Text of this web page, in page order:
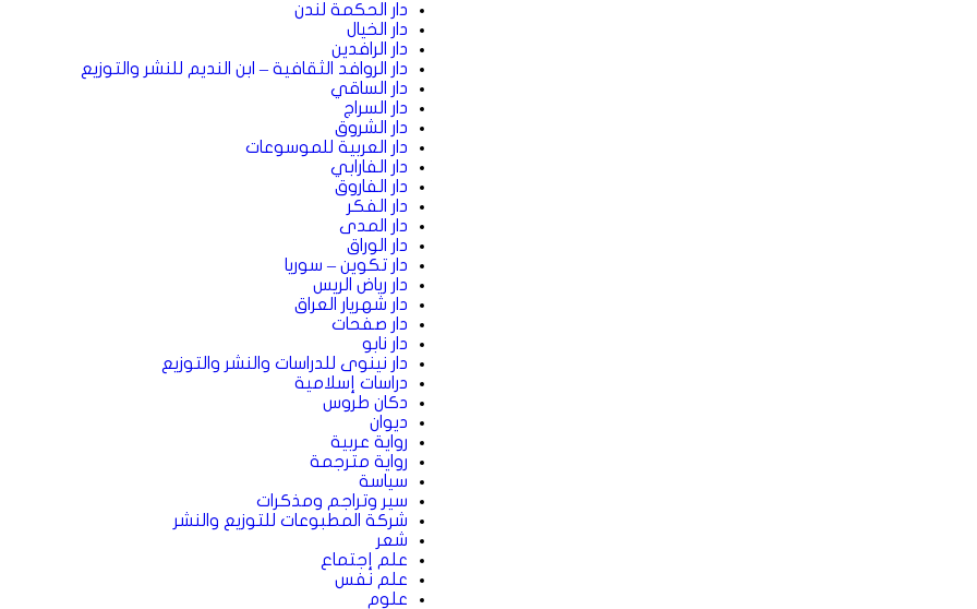
دار الحكمة لندن
دار الخيال
دار الرافدين
دار الروافد الثقافية – ابن النديم للنشر والتوزيع
دار الساقي
دار السراج
دار الشروق
دار العربية للموسوعات
دار الفارابي
دار الفاروق
دار الفكر
دار المدى
دار الوراق
دار تكوين – سوريا
دار رياض الريس
دار شهريار العراق
دار صفحات
دار نابو
دار نينوى للدراسات والنشر والتوزيع
دراسات إسلامية
دكان طروس
ديوان
رواية عربية
رواية مترجمة
سياسة
سير وتراجم ومذكرات
شركة المطبوعات للتوزيع والنشر
شعر
علم إجتماع
علم نفس
علوم